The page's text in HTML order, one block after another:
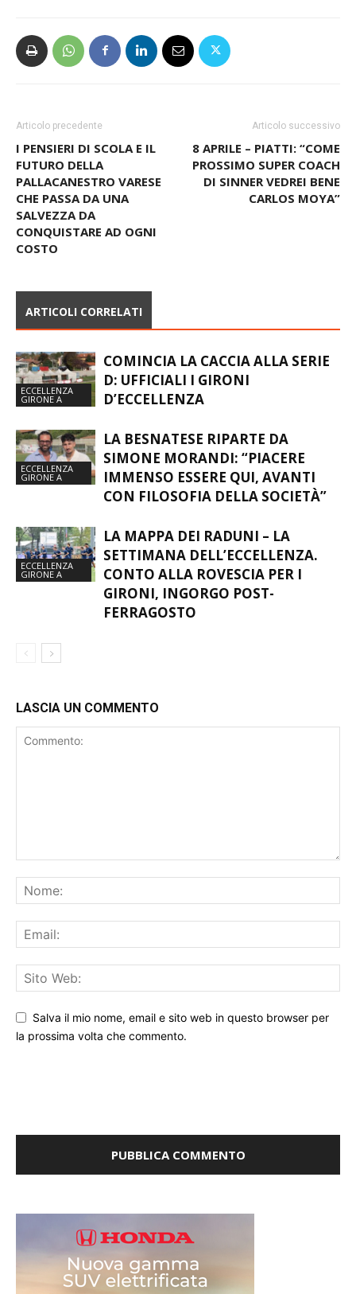
Articolo precedente
I PENSIERI DI SCOLA E IL
FUTURO DELLA
PALLACANESTRO VARESE
CHE PASSA DA UNA
SALVEZZA DA
CONQUISTARE AD OGNI
COSTO
Articolo successivo
8 APRILE – PIATTI: “COME
PROSSIMO SUPER COACH
DI SINNER VEDREI BENE
CARLOS MOYA”
ARTICOLI CORRELATI
ECCELLENZA
GIRONE A
COMINCIA LA CACCIA ALLA SERIE
D: UFFICIALI I GIRONI
D’ECCELLENZA
ECCELLENZA
GIRONE A
LA BESNATESE RIPARTE DA
SIMONE MORANDI: “PIACERE
IMMENSO ESSERE QUI, AVANTI
CON FILOSOFIA DELLA SOCIETÀ”
ECCELLENZA
GIRONE A
LA MAPPA DEI RADUNI – LA
SETTIMANA DELL’ECCELLENZA.
CONTO ALLA ROVESCIA PER I
GIRONI, INGORGO POST-
FERRAGOSTO
LASCIA UN COMMENTO
Salva il mio nome, email e sito web in questo browser per
la prossima volta che commento.